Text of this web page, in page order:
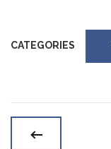
CATEGORIES